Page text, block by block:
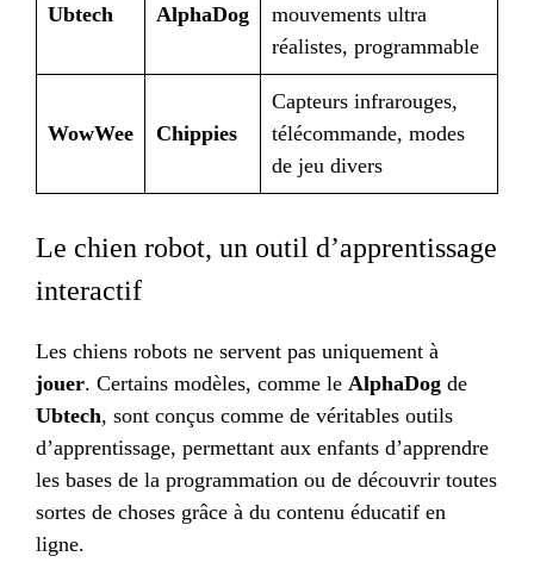
Ubtech AlphaDog
mouvements ultra
réalistes, programmable
WowWee Chippies
Capteurs infrarouges,
télécommande, modes
de jeu divers
Le chien robot, un outil d’apprentissage
interactif
Les chiens robots ne servent pas uniquement à
jouer. Certains modèles, comme le AlphaDog de
Ubtech, sont conçus comme de véritables outils
d’apprentissage, permettant aux enfants d’apprendre
les bases de la programmation ou de découvrir toutes
sortes de choses grâce à du contenu éducatif en
ligne.